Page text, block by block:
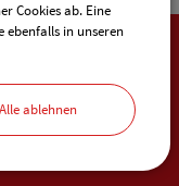
Cookies ab. Eine
ebenfalls in unseren
Alle ablehnen